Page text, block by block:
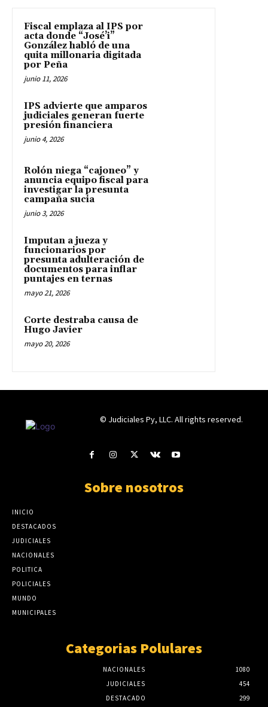
Fiscal emplaza al IPS por
acta donde “José’i”
González habló de una
quita millonaria digitada
por Peña
junio 11, 2026
IPS advierte que amparos
judiciales generan fuerte
presión financiera
junio 4, 2026
Rolón niega “cajoneo” y
anuncia equipo fiscal para
investigar la presunta
campaña sucia
junio 3, 2026
Imputan a jueza y
funcionarios por
presunta adulteración de
documentos para inflar
puntajes en ternas
mayo 21, 2026
Corte destraba causa de
Hugo Javier
mayo 20, 2026
© Judiciales Py, LLC. All rights reserved.
Sobre nosotros
INICIO
DESTACADOS
JUDICIALES
NACIONALES
POLITICA
POLICIALES
MUNDO
MUNICIPALES
Categorias Polulares
NACIONALES
1080
JUDICIALES
454
DESTACADO
299